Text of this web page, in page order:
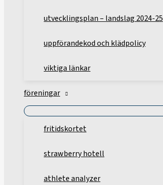
utvecklingsplan – landslag 2024-25
uppförandekod och klädpolicy
viktiga länkar
föreningar
fritidskortet
strawberry hotell
athlete analyzer